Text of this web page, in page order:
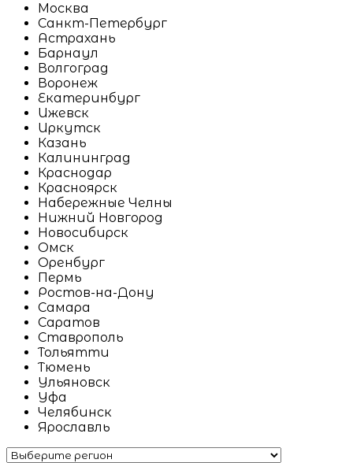
Москва
Санкт-Петербург
Астрахань
Барнаул
Волгоград
Воронеж
Екатеринбург
Ижевск
Иркутск
Казань
Калининград
Краснодар
Красноярск
Набережные Челны
Нижний Новгород
Новосибирск
Омск
Оренбург
Пермь
Ростов-на-Дону
Самара
Саратов
Ставрополь
Тольятти
Тюмень
Ульяновск
Уфа
Челябинск
Ярославль